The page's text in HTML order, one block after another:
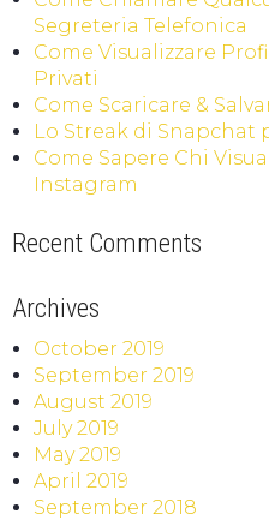
Segreteria Telefonica
Come Visualizzare
Privati
Come Scaricare &
Lo Streak di Snapchat
Come Sapere Chi
Instagram
Recent Comments
Archives
October 2019
September 2019
August 2019
July 2019
May 2019
April 2019
September 2018